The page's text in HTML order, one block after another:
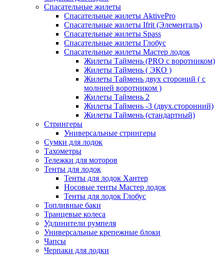
Спасательные жилеты
Спасательные жилеты AktivePro
Спасательные жилеты Ifrit (Элементаль)
Спасательные жилеты Spass
Спасательные жилеты Глобус
Спасательные жилеты Мастер лодок
Жилеты Таймень (PRO c воротником)
Жилеты Таймень ( ЭКО )
Жилеты Таймень двух стороний ( с
молнией воротником )
Жилеты Таймень 2
Жилеты Таймень -3 (двух.сторонний)
Жилеты Таймень (стандартный)
Стрингеры
Универсальные стрингеры
Сумки для лодок
Тахометры
Тележки для моторов
Тенты для лодок
Тенты для лодок Хантер
Носовые тенты Мастер лодок
Тенты для лодок Глобус
Топливные баки
Транцевые колеса
Удлинители румпеля
Универсальные крепежные блоки
Чапсы
Черпаки для лодки